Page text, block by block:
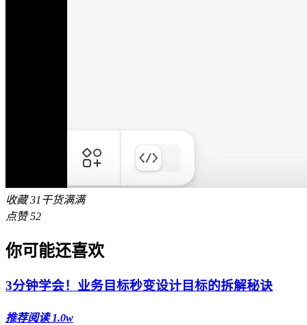
收藏 31干货满满
点赞 52
你可能还喜欢
3分钟学会！业务目标秒变设计目标的拆解秘诀
推荐阅读 1.0w